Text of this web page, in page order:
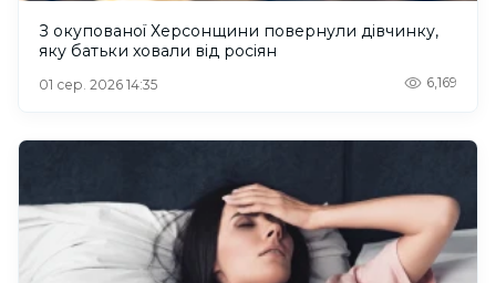
З окупованої Херсонщини повернули дівчинку,
яку батьки ховали від росіян
01 сер. 2026 14:35 6,169